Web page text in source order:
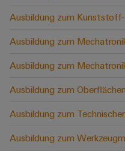
Ausbildung zum
Ausbildung zum
Ausbildung zum
Ausbildung zum
Ausbildung zum
Ausbildung zum